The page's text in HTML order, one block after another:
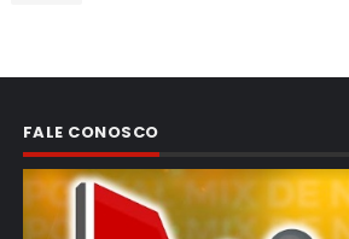
FALE CONOSCO